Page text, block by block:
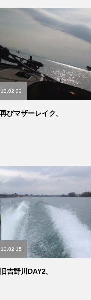
再びマザーレイク。
旧吉野川DAY2。